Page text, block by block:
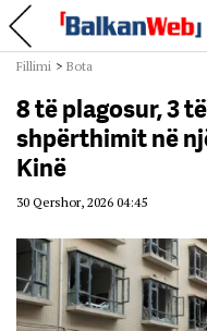
Fillimi > Bota
8 të plagosur, 3
shpërthimit në
Kinë
30 Qershor, 2026 04:45